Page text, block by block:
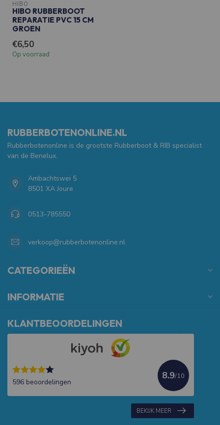
HIBO
HIBO RUBBERBOOT
REPARATIE PVC 15 CM
GROEN
€6,50
Op voorraad
RUBBERBOTENONLINE.NL
Rubberbotenonline is de grootste Rubberboot & RIB specialist
van de Benelux.
Ambachtswei 5
8501 XA Joure
0513-785550
verkoop@rubberbotenonline.nl
CATEGORIEËN
INFORMATIE
KLANTBEOORDELINGEN
596 beoordelingen
8.9/10
BEKIJK MEER